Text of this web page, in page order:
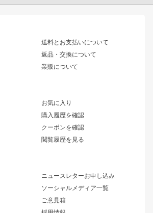
送料とお支払いについて
返品・交換について
業販について
お気に入り
購入履歴を確認
クーポンを確認
閲覧履歴を見る
ニュースレターお申し込み
ソーシャルメディア一覧
ご意見箱
アリスト
ソアラ
アルテッツァ
ワンビア
ローレル
セフィーロ
キャラバン
レーシングライン
アタックライン
ストリームライン